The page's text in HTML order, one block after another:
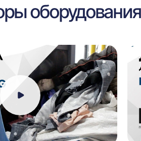
оборудования